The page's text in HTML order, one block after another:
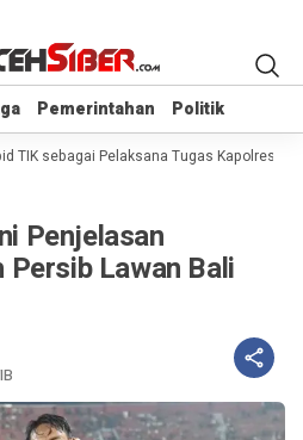
Pemerintahan Politik
Pemerintahan Politik
sebagai Pelaksana Tugas Kapolresta
Penjelasan
Persib Lawan Bali